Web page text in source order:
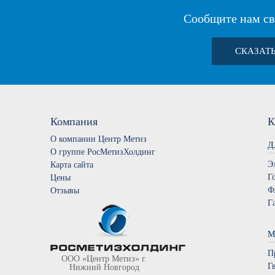
Сообщите нам
Компания
О компании Центр Метиз
О группе РосМетизХолдинг
Карта сайта
Цены
Отзывы
ООО «Центр Метиз» г.
Нижний Новгород